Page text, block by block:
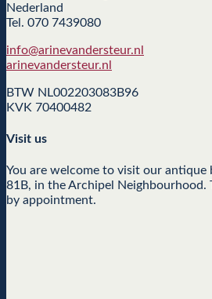
Nederland
Tel. 070 7439080
info@arinevandersteur.nl
arinevandersteur.nl
BTW NL002203083B96
KVK 70400482
Visit us
You are welcome to visit our antique
81B, in the Archipel Neighbourhood.
by appointment.